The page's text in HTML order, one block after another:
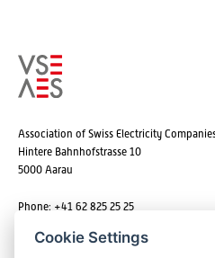
Association of Swiss Electricity
Hintere Bahnhofstrasse 10
5000 Aarau
Phone: +41 62 825 25 25
Cookie Settings